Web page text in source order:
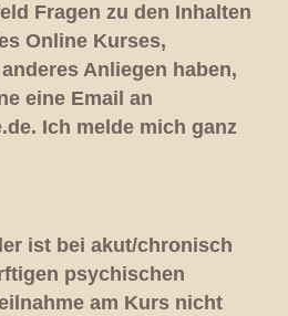
Fragen zu den Inhalten
Online Kurses,
Anliegen haben,
eine Email an
Ich melde mich ganz
ist bei akut/chronisch
psychischen
am Kurs nicht